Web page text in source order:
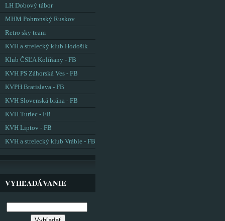
LH Dobový tábor
MHM Pohronský Ruskov
Retro sky team
KVH a strelecký klub Hodošík
Klub ČSĽA Kolíňany - FB
KVH PS Záhorská Ves - FB
KVPH Bratislava - FB
KVH Slovenská brána - FB
KVH Turiec - FB
KVH Liptov - FB
KVH a strelecký klub Vráble - FB
VYHĽADÁVANIE